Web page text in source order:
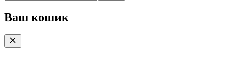
Ваш кошик